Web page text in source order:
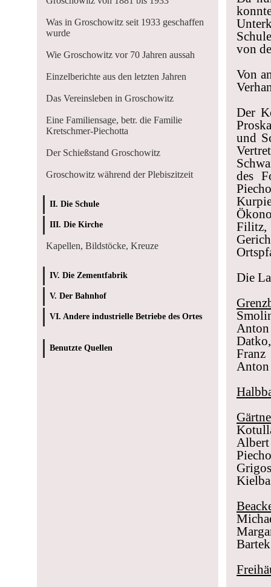
Was in Groschowitz seit 1933 geschaffen
wurde
Wie Groschowitz vor 70 Jahren aussah
Einzelberichte aus den letzten Jahren
Das Vereinsleben in Groschowitz
Eine Familiensage, betr. die Familie
Kretschmer-Piechotta
Der Schießstand Groschowitz
Groschowitz während der Plebiszitzeit
II. Die Schule
III. Die Kirche
Kapellen, Bildstöcke, Kreuze
IV. Die Zementfabrik
V. Der Bahnhof
VI. Andere industrielle Betriebe des Ortes
Benutzte Quellen
von
Von
Der
und
des
Die
Anton